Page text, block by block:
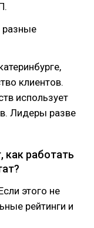
разные
клиентов.
использует
Лидеры разве
как работать
этого не
рейтинги и